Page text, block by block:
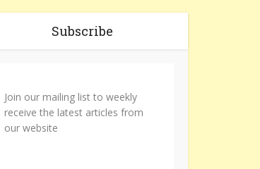
Subscribe
Join our mailing list to weekly
receive the latest articles from
our website